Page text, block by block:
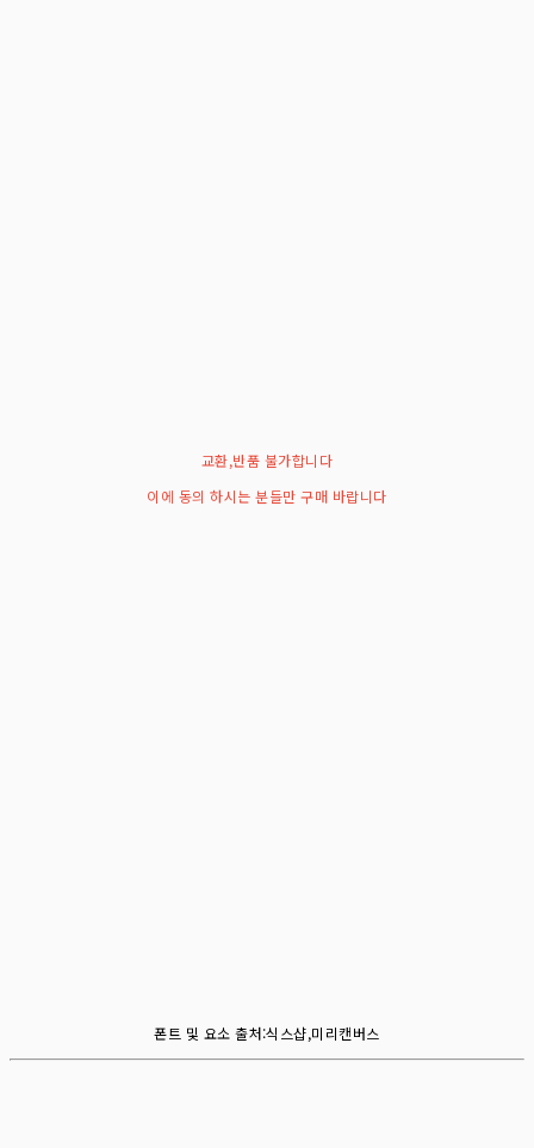
교환,반품 불가합니다
이에 동의 하시는 분들만 구매 바랍니다
폰트 및 요소 출처:식스샵,미리캔버스